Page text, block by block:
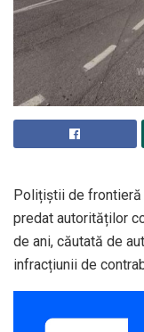
Polițiștii de frontieră
predat autorităților
de ani, căutată de
infracțiunii de